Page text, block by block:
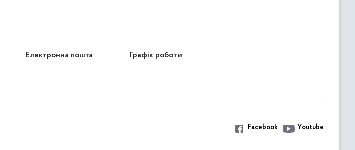
Електронна пошта
-
Графік роботи
-
Facebook Youtube